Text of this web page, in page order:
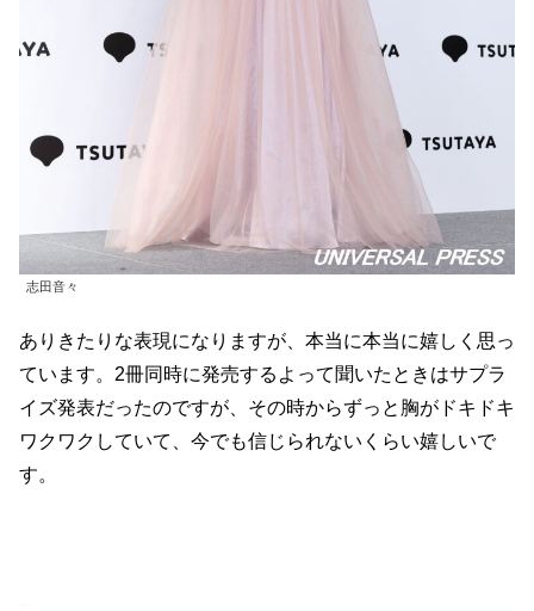
志田音々
ありきたりな表現になりますが、本当に本当に嬉しく思っ
ています。2冊同時に発売するよって聞いたときはサプラ
イズ発表だったのですが、その時からずっと胸がドキドキ
ワクワクしていて、今でも信じられないくらい嬉しいで
す。